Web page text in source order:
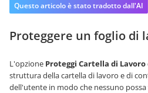
Questo articolo è stato tradotto dall'AI
Proteggere un foglio di
L'opzione Proteggi Cartella di Lavoro
struttura della cartella di lavoro e di
dell'utente in modo che nessuno possa